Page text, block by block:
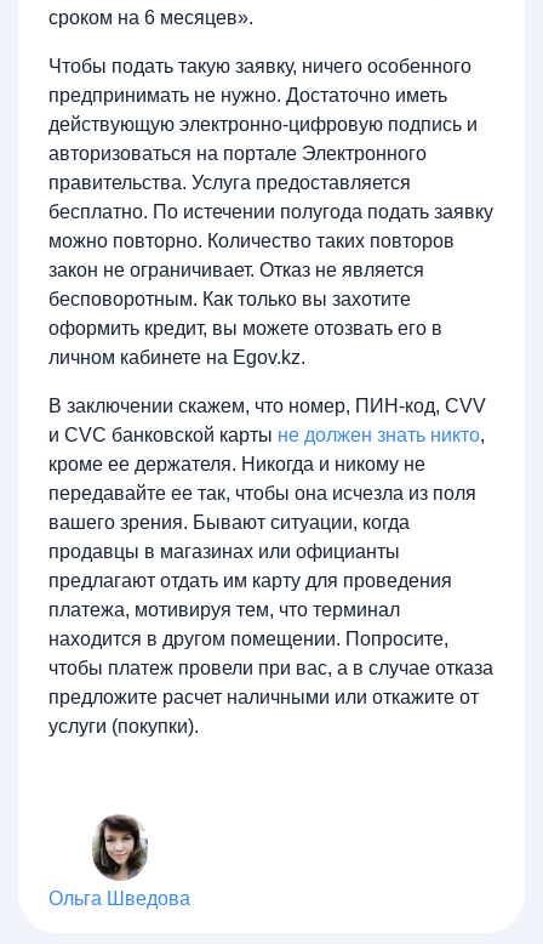
сроком на 6 месяцев».
Чтобы подать такую заявку, ничего особенного
предпринимать не нужно. Достаточно иметь
действующую электронно-цифровую подпись и
авторизоваться на портале Электронного
правительства. Услуга предоставляется
бесплатно. По истечении полугода подать заявку
можно повторно. Количество таких повторов
закон не ограничивает. Отказ не является
бесповоротным. Как только вы захотите
оформить кредит, вы можете отозвать его в
личном кабинете на Egov.kz.
В заключении скажем, что номер, ПИН-код, CVV
и CVC банковской карты не должен знать никто,
кроме ее держателя. Никогда и никому не
передавайте ее так, чтобы она исчезла из поля
вашего зрения. Бывают ситуации, когда
продавцы в магазинах или официанты
предлагают отдать им карту для проведения
платежа, мотивируя тем, что терминал
находится в другом помещении. Попросите,
чтобы платеж провели при вас, а в случае отказа
предложите расчет наличными или откажите от
услуги (покупки).
Ольга Шведова